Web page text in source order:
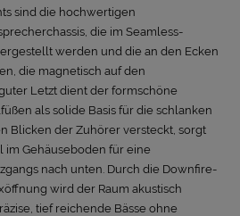
sind die hochwertigen
die im Seamless-
werden und die an den Ecken
die magnetisch auf den
Letzt dient der formschöne
als solide Basis für die schlanken
Blicken der Zuhörer versteckt, sorgt
im Gehäuseboden für eine
nach unten. Durch die Downfire-
wird der Raum akustisch
tief reichende Bässe ohne